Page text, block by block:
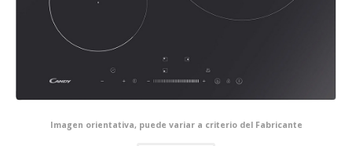
Imagen orientativa, puede variar a criterio del Fabricante